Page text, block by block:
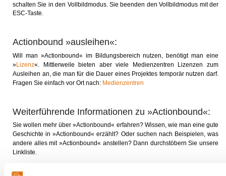
schalten Sie in den Vollbildmodus. Sie beenden den Vollbildmodus mit der
ESC-Taste.
Actionbound »ausleihen«:
Will man »Actionbound« im Bildungsbereich nutzen, benötigt man eine
»Lizenz«. Mittlerweile bieten aber viele Medienzentren Lizenzen zum
Ausleihen an, die man für die Dauer eines Projektes temporär nutzen darf.
Fragen Sie einfach vor Ort nach: Medienzentren
Weiterführende Informationen zu »Actionbound«:
Sie wollen mehr über »Actionbound« erfahren? Wissen, wie man eine gute
Geschichte in »Actionbound« erzählt? Oder suchen nach Beispielen, was
andere alles mit »Actionbound« anstellen? Dann durchstöbern Sie unsere
Linkliste.